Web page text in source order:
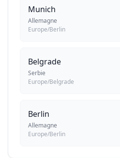
Munich
Allemagne
Europe/Berlin
Belgrade
Serbie
Europe/Belgrade
Berlin
Allemagne
Europe/Berlin